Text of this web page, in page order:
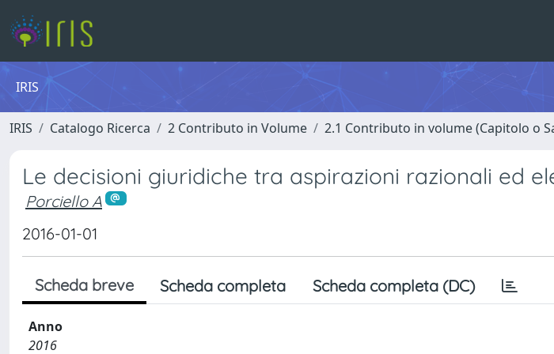
IRIS
IRIS Catalogo Ricerca 2 Contributo in Volume 2.1 Contributo in volume (Capitolo o
Le decisioni giuridiche tra aspirazioni razionali ed
Porciello A
2016-01-01
Scheda breve Scheda completa Scheda completa (DC)
Anno
2016